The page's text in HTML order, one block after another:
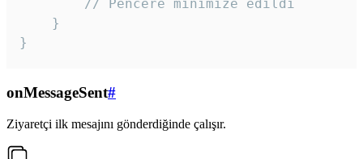
        // Pencere minimize edildi
    }
}
onMessageSent#
Ziyaretçi ilk mesajını gönderdiğinde çalışır.